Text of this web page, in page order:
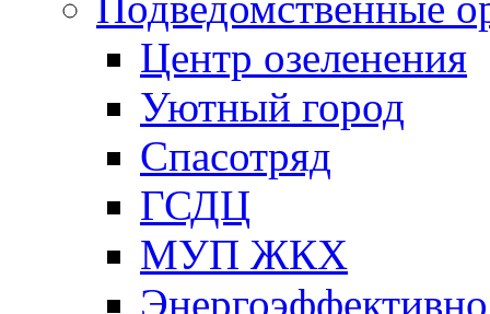
Центр озеленения
Уютный город
Спасотряд
ГСДЦ
МУП ЖКХ